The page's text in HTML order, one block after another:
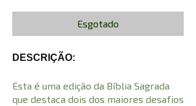
Esgotado
DESCRIÇÃO:
Esta é uma edição da Bíblia Sagrada
que destaca dois dos maiores desafios